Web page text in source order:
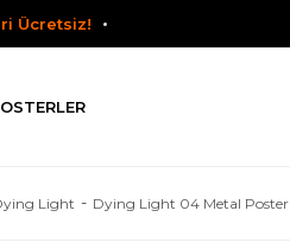
Ücretsiz!
Light Dying Light 04 Metal Poster